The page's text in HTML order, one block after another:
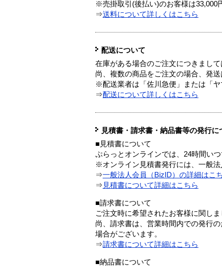
※売掛取引(後払い)のお客様は33,000
⇒送料について詳しくはこちら
配送について
在庫がある場合のご注文につきまし
尚、複数の商品をご注文の場合、発
※配送業者は「佐川急便」または「
⇒配送について詳しくはこちら
見積書・請求書・納品書等の発行に
■見積書について
ぷらっとオンラインでは、24時間い
※オンライン見積書発行には、一般法
⇒一般法人会員（BizID）の詳細はこ
⇒ 見積書について詳細はこちら
■請求書について
ご注文時に希望されたお客様に関し
尚、請求書は、営業時間内での発行
場合がございます。
⇒請求書について詳細はこちら
■納品書について